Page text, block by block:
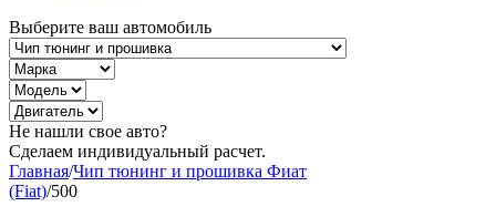
Выберите ваш автомобиль
Не нашли свое авто?
Сделаем индивидуальный расчет.
Главная/Чип тюнинг и прошивка Фиат
(Fiat)/500